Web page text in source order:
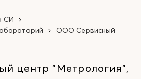
СИ
ООО Сервисный
центр "Метрология",